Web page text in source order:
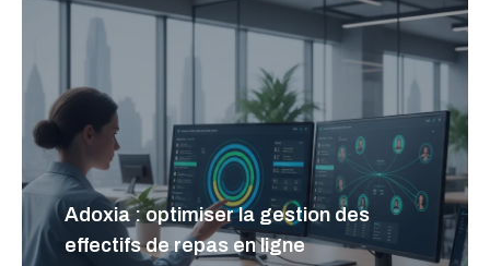
Adoxia : optimiser la gestion des
effectifs de repas en ligne